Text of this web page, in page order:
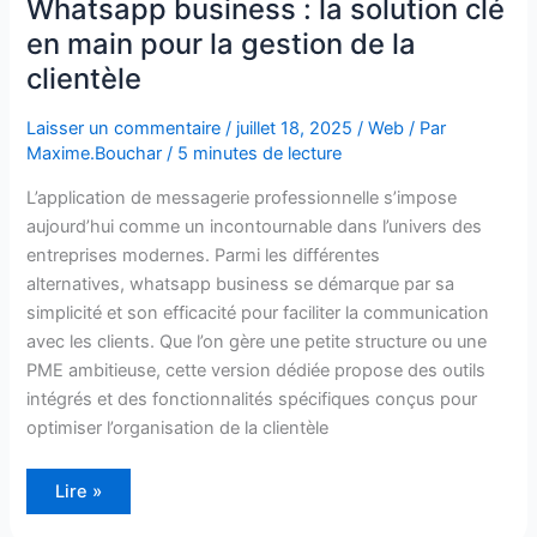
Whatsapp business : la solution clé
en main pour la gestion de la
clientèle
Laisser un commentaire / juillet 18, 2025/Web / Par
Maxime.Bouchar/ 5 minutes de lecture
L’application de messagerie professionnelle s’impose
aujourd’hui comme un incontournable dans l’univers des
entreprises modernes. Parmi les différentes
alternatives, whatsapp business se démarque par sa
simplicité et son efficacité pour faciliter la communication
avec les clients. Que l’on gère une petite structure ou une
PME ambitieuse, cette version dédiée propose des outils
intégrés et des fonctionnalités spécifiques conçus pour
optimiser l’organisation de la clientèle
Lire »